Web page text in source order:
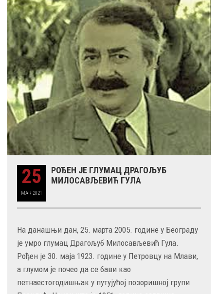
25
MAR 2021
РОЂЕН ЈЕ ГЛУМАЦ ДРАГОЉУБ
МИЛОСАВЉЕВИЋ ГУЛА
На данашњи дан, 25. марта 2005. године у Београду
је умро глумац Драгољуб Милосављевић Гула.
Рођен је 30. маја 1923. године у Петровцу на Млави,
а глумом је почео да се бави као
петнаестогодишњак у путујућој позоришној групи